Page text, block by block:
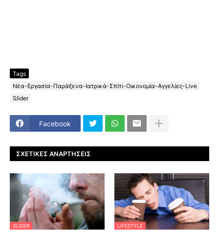
Tags
Νέα-Εργασία-Παράξενα-Ιατρικά-Σπίτι-Οικονομία-Αγγελίες-Live
Slider
Facebook
ΣΧΕΤΙΚΈΣ ΑΝΑΡΤΉΣΕΙΣ
SLIDER LIFESTYLE